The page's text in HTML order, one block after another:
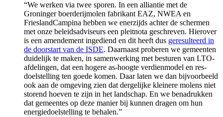
“We werken via twee sporen. In een alliantie met de
Groninger boerderijmolen fabrikant EAZ, NWEA en
FrieslandCampina hebben we enerzijds achter de schermen
met onze beleidsadviseurs een pleitnota geschreven. Hierover
is een amendement ingediend en dit heeft dus geresulteerd in
de doorstart van de ISDE. Daarnaast proberen we gemeenten
duidelijk te maken, in samenwerking met besturen van LTO-
afdelingen, dat een hogere as-hoogte verdienmodel en res-
doelstelling ten goede komen. Daar laten we dan bijvoorbeeld
ook aan de omgeving zien dat dergelijke kleinere molens niet
storend hoeven te zijn in het landschap. En we benadrukken
dat gemeentes op deze manier bij kunnen dragen om hun
energiedoelstelling te behalen.”